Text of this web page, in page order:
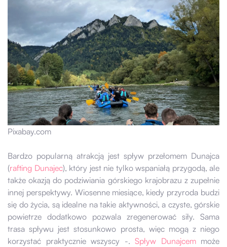
Pixabay.com
Bardzo popularną atrakcją jest spływ przełomem Dunajca
(rafting Dunajec), który jest nie tylko wspaniałą przygodą, ale
także okazją do podziwiania górskiego krajobrazu z zupełnie
innej perspektywy. Wiosenne miesiące, kiedy przyroda budzi
się do życia, są idealne na takie aktywności, a czyste, górskie
powietrze dodatkowo pozwala zregenerować siły. Sama
trasa spływu jest stosunkowo prosta, więc mogą z niego
korzystać praktycznie wszyscy -. Spływ Dunajcemmoże